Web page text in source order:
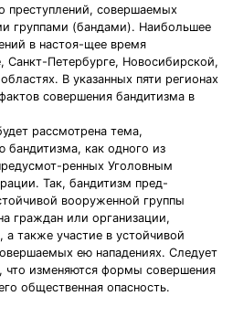
преступлений, совершаемых
группами (бандами). Наибольшее
в настоя-щее время
Санкт-Петербурге, Новосибирской,
В указанных пяти регионах
совершения бандитизма в
рассмотрена тема,
бандитизма, как одного из
ренных Уголовным
Так, бандитизм пред-
вооруженной группы
граждан или организации,
а также участие в устойчивой
ею нападениях. Следует
что изменяются формы совершения
общественная опасность.